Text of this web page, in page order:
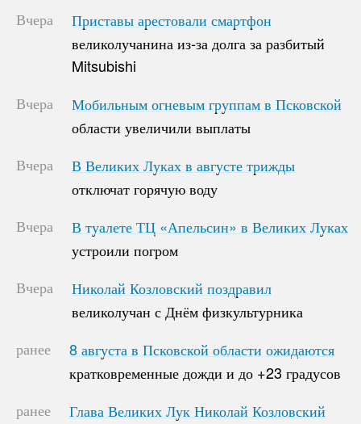
Вчера
Приставы арестовали смартфон
великолучанина из-за долга за разбитый
Mitsubishi
Приставы арестовали смартфон
великолучанина из-за долга за разбитый
Mitsubishi
Вчера
Мобильным огневым группам в Псковской
области увеличили выплаты
Мобильным огневым группам в Псковской
области увеличили выплаты
Вчера
В Великих Луках в августе трижды
отключат горячую воду
В Великих Луках в августе трижды
отключат горячую воду
Вчера
В туалете ТЦ «Апельсин» в Великих Луках
устроили погром
В туалете ТЦ «Апельсин» в Великих Луках
устроили погром
Вчера
Николай Козловский поздравил
великолучан с Днём физкультурника
Николай Козловский поздравил
великолучан с Днём физкультурника
ранее
8 августа в Псковской области ожидаются
кратковременные дожди и до +23 градусов
8 августа в Псковской области ожидаются
кратковременные дожди и до +23 градусов
ранее
Глава Великих Лук Николай Козловский
Глава Великих Лук Николай Козловский